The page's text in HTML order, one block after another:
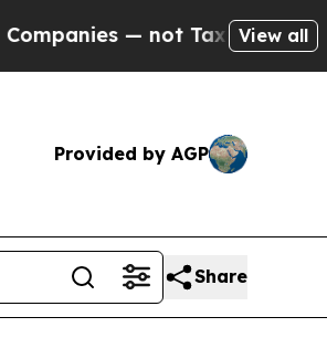
not Taxpayers — the View all
Provided by AGP
Share